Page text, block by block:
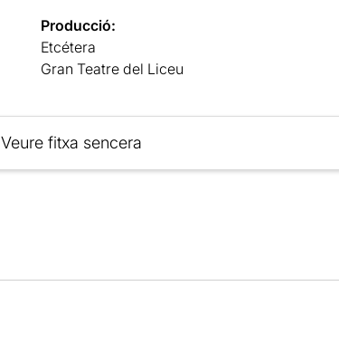
Producció:
Etcétera
Gran Teatre del Liceu
Veure fitxa sencera